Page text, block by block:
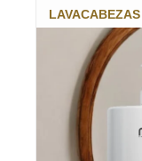
LAVACABEZAS